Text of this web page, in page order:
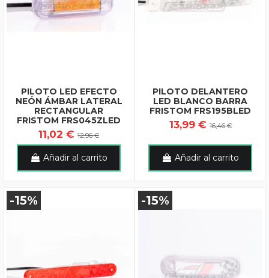
PILOTO LED EFECTO
NEÓN ÁMBAR LATERAL
RECTANGULAR
FRISTOM FRS045ZLED
11,02 € 12,96 €
Añadir al carrito
PILOTO DELANTERO
LED BLANCO BARRA
FRISTOM FRS195BLED
13,99 €16,46 €
Añadir al carrito
-15% -15%